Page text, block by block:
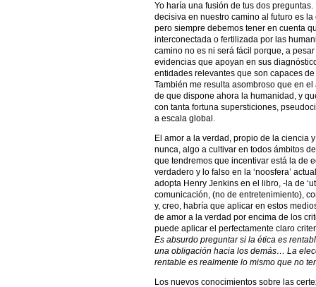
Yo haría una fusión de tus dos
decisiva en nuestro camino al futuro es
pero siempre debemos tener en cuenta
interconectada o fertilizada por las
camino no es ni será fácil porque, a
evidencias que apoyan en sus
entidades relevantes que son capaces
También me resulta asombroso que en
de que dispone ahora la humanidad, y
con tanta fortuna supersticiones,
a escala global.
El amor a la verdad, propio de la ciencia
nunca, algo a cultivar en todos ámbitos
que tendremos que incentivar está la de
verdadero y lo falso en la ‘noosfera’
adopta Henry Jenkins en el libro, -la de
comunicación, (no de entretenimiento),
y, creo, habría que aplicar en estos
de amor a la verdad por encima de los
puede aplicar el perfectamente claro
Es absurdo preguntar si la ética es
una obligación hacia los demás… La
rentable es realmente lo mismo que no
Los nuevos conocimientos sobre las